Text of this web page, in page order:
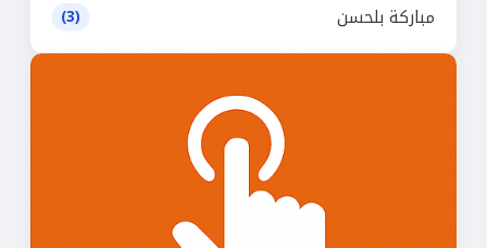
مباركة بلحسن (3)